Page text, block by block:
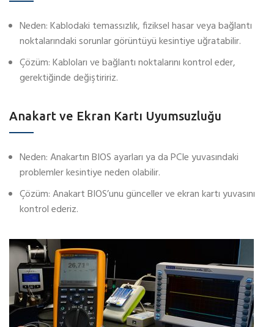
Neden: Kablodaki temassızlık, fiziksel hasar veya bağlantı
noktalarındaki sorunlar görüntüyü kesintiye uğratabilir.
Çözüm: Kabloları ve bağlantı noktalarını kontrol eder,
gerektiğinde değiştiririz.
Anakart ve Ekran Kartı Uyumsuzluğu
Neden: Anakartın BIOS ayarları ya da PCIe yuvasındaki
problemler kesintiye neden olabilir.
Çözüm: Anakart BIOS’unu günceller ve ekran kartı yuvasını
kontrol ederiz.